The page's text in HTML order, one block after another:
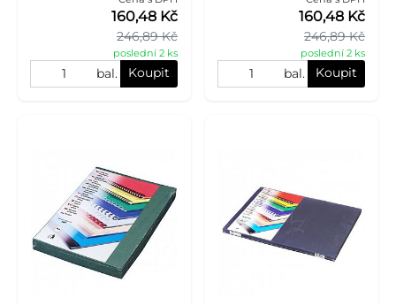
246,89 Kč
160,48 Kč
poslední 2 ks
bal. Koupit
246,89 Kč
160,48 Kč
poslední 2 ks
bal. Koupit